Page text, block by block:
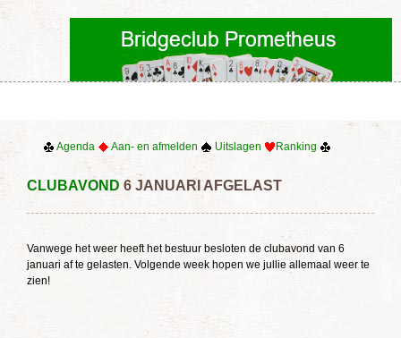
Agenda Aan- en afmelden Uitslagen Ranking
CLUBAVOND 6 JANUARI AFGELAST
Vanwege het weer heeft het bestuur besloten de clubavond van 6
januari af te gelasten. Volgende week hopen we jullie allemaal weer te
zien!